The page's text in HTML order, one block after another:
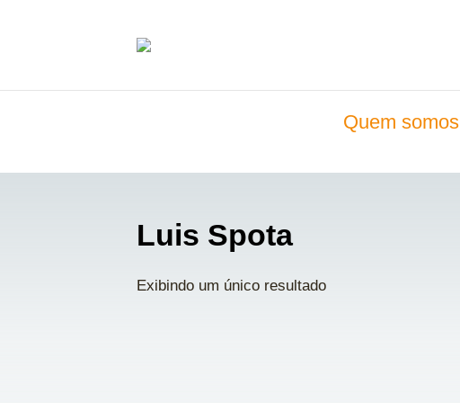
Quem somos
Luis Spota
Exibindo um único resultado